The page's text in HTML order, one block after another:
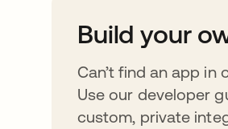
Build your
Can’t find an app in
Use our developer
custom, private